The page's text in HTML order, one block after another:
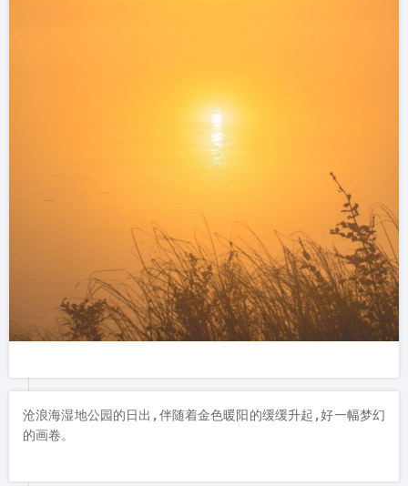
沧浪海湿地公园的日出,伴随着金色暖阳的缓缓升起,好一幅梦幻